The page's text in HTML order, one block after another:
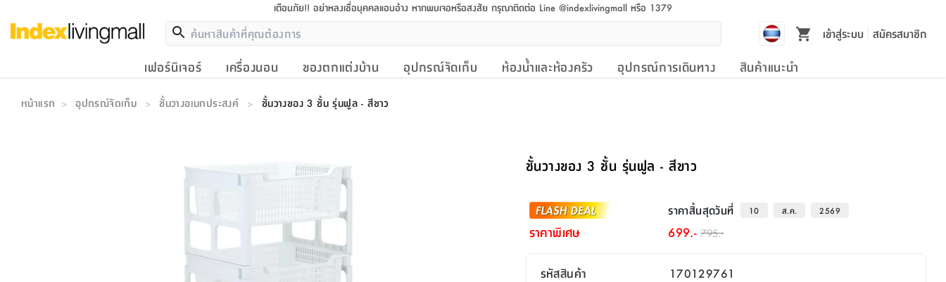
เตือนภัย!! อย่าหลงเชื่อบุคคลแอบอ้าง หากพบเจอหรือสงสัย กรุณาติดต่อ Line @indexlivingmall หรือ 1379
เข้าสู่ระบบ สมัครสมาชิก
เฟอร์นิเจอร์ เครื่องนอน ของตกแต่งบ้าน อุปกรณ์จัดเก็บ ห้องน้ำและห้องครัว อุปกรณ์การเดินทาง สินค้าแนะนำ
หน้าแรก > อุปกรณ์จัดเก็บ > ชั้นวางอเนกประสงค์ > ชั้นวางของ 3 ชั้น รุ่นฟูล - สีขาว
ชั้นวางของ 3 ชั้น รุ่นฟูล - สีขาว
ราคาสิ้นสุดวันที่ 10 ส.ค. 2569
ราคาพิเศษ 699.- 795.-
รหัสสินค้า
170129761